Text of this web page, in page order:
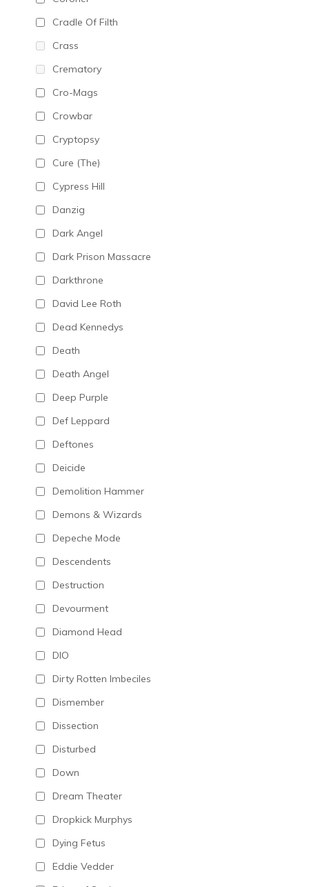
Cradle Of Filth
Crass
Crematory
Cro-Mags
Crowbar
Cryptopsy
Cure (The)
Cypress Hill
Danzig
Dark Angel
Dark Prison Massacre
Darkthrone
David Lee Roth
Dead Kennedys
Death
Death Angel
Deep Purple
Def Leppard
Deftones
Deicide
Demolition Hammer
Demons & Wizards
Depeche Mode
Descendents
Destruction
Devourment
Diamond Head
DIO
Dirty Rotten Imbeciles
Dismember
Dissection
Disturbed
Down
Dream Theater
Dropkick Murphys
Dying Fetus
Eddie Vedder